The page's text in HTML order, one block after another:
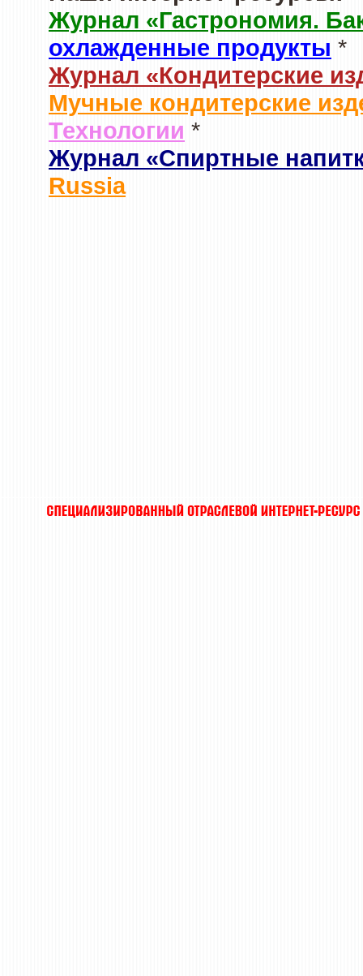
Журнал «Гастрономия.
охлажденные продукты *
Журнал «Кондитерские
Мучные кондитерские
Технологии *
Журнал «Спиртные
Russia